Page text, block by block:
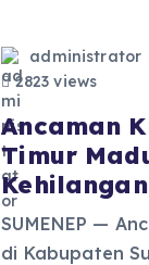
administrator
2823 views
Ancaman
Timur
SUMENEP —
di Kabupaten